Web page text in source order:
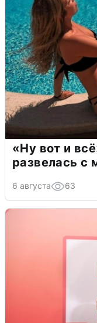
«Ну вот и
развелась
6 августа 63